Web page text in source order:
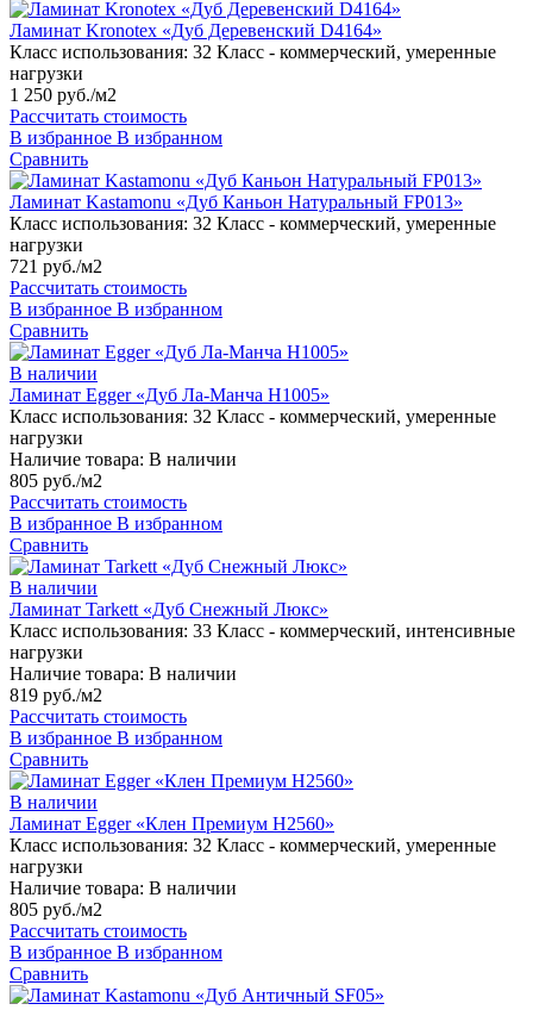
Ламинат Kronotex «Дуб Деревенский D4164»
Класс использования: 32 Класс - коммерческий, умеренные
нагрузки
1 250 руб./м2
Рассчитать стоимость
В избранное В избранном
Сравнить
Ламинат Kastamonu «Дуб Каньон Натуральный FP013»
Класс использования: 32 Класс - коммерческий, умеренные
нагрузки
721 руб./м2
Рассчитать стоимость
В избранное В избранном
Сравнить
В наличии
Ламинат Egger «Дуб Ла-Манча H1005»
Класс использования: 32 Класс - коммерческий, умеренные
нагрузки
Наличие товара: В наличии
805 руб./м2
Рассчитать стоимость
В избранное В избранном
Сравнить
В наличии
Ламинат Tarkett «Дуб Снежный Люкс»
Класс использования: 33 Класс - коммерческий, интенсивные
нагрузки
Наличие товара: В наличии
819 руб./м2
Рассчитать стоимость
В избранное В избранном
Сравнить
В наличии
Ламинат Egger «Клен Премиум H2560»
Класс использования: 32 Класс - коммерческий, умеренные
нагрузки
Наличие товара: В наличии
805 руб./м2
Рассчитать стоимость
В избранное В избранном
Сравнить